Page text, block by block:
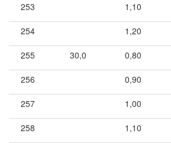
253 1,10
254 1,20
255 30,0 0,80
256 0,90
257 1,00
258 1,10